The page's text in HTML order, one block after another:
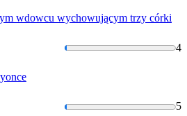
wdowcu wychowującym trzy córki
4
5